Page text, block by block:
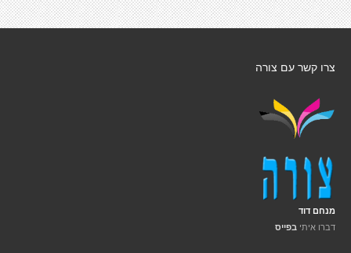
צרו קשר עם צורה
מנחם דוד
דברו איתי בפייס